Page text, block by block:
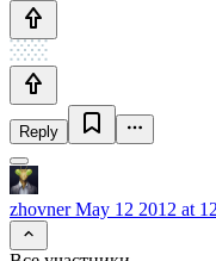
Reply
zhovnerMay 12 2012 at